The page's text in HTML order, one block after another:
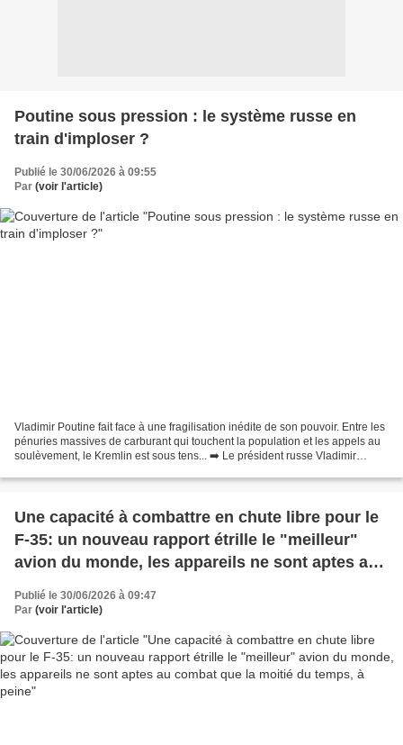
Poutine sous pression : le système russe en
train d'imploser ?
Publié le 30/06/2026 à 09:55
Par (voir l'article)
Vladimir Poutine fait face à une fragilisation inédite de son pouvoir. Entre les
pénuries massives de carburant qui touchent la population et les appels au
soulèvement, le Kremlin est sous tens... ➡️ Le président russe Vladimir
Une capacité à combattre en chute libre pour le
F-35: un nouveau rapport étrille le "meilleur"
avion du monde, les appareils ne sont aptes au
combat que la moitié du temps, à peine
Publié le 30/06/2026 à 09:47
Par (voir l'article)